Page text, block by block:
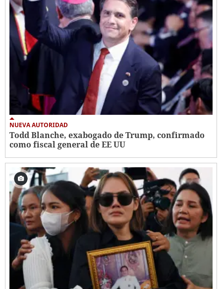
NUEVA AUTORIDAD
Todd Blanche, exabogado de Trump, confirmado
como fiscal general de EE UU